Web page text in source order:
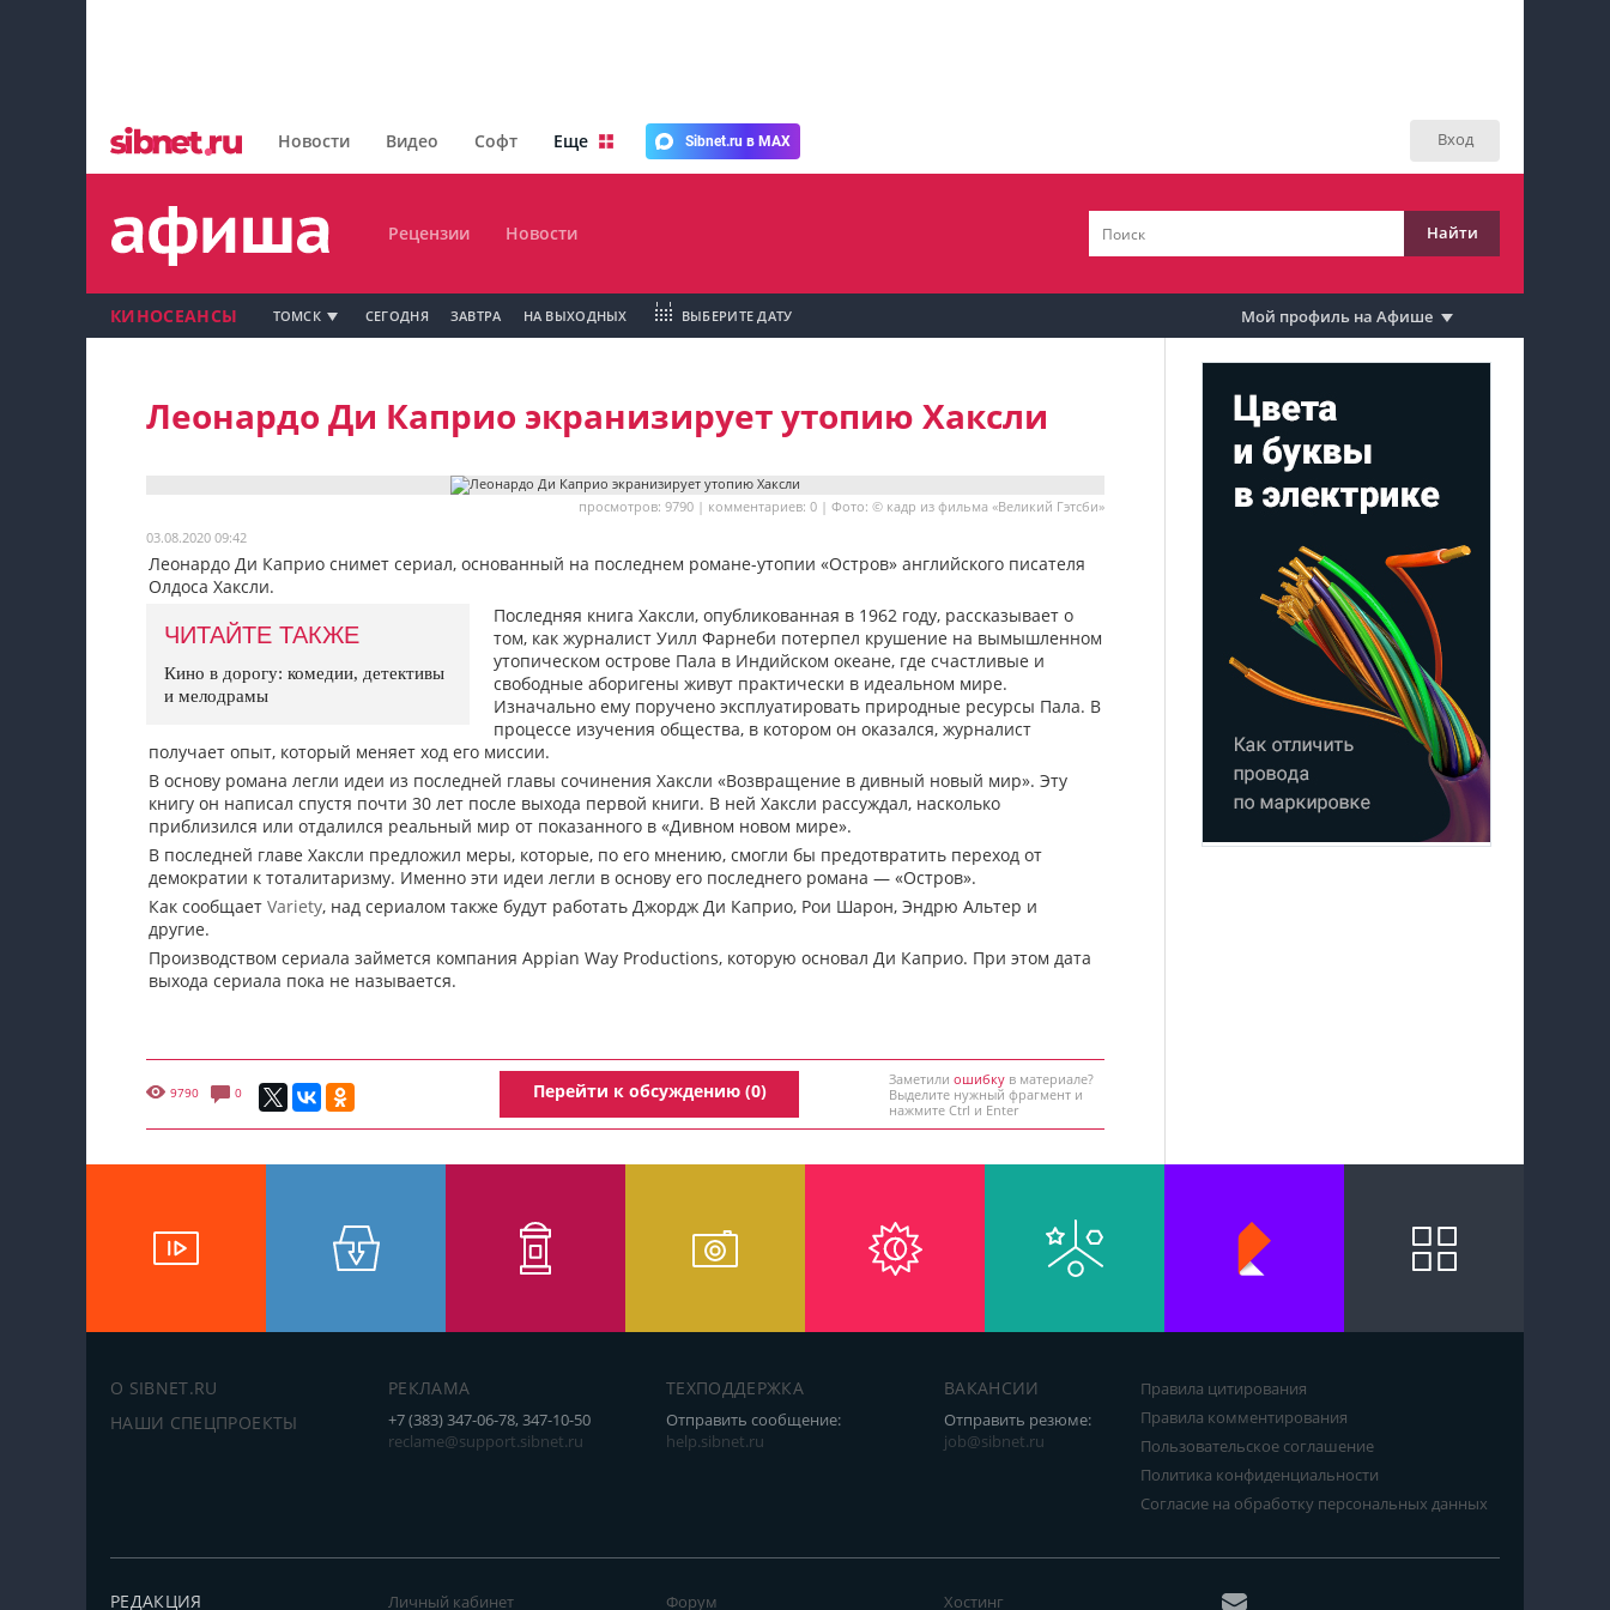
Новости Видео Софт Еще Sibnet.ru в MAX Вход
Рецензии
Новости
Мои события
Мои комментарии
Мои материалы
Мои места
Моя личная афиша
Перечитать
Рецензии Новости Найти
Мои тусовки
Мои места
Перечитать
КИНОСЕАНСЫ ТОМСК СЕГОДНЯ ЗАВТРА НА ВЫХОДНЫХ ВЫБЕРИТЕ ДАТУ Мой профиль на Афише
Леонардо Ди Каприо экранизирует утопию Хаксли
просмотров: 9790 | комментариев: 0 | Фото: © кадр из фильма «Великий Гэтсби»
03.08.2020 09:42
Леонардо Ди Каприо снимет сериал, основанный на последнем романе-утопии «Остров» английского писателя
Олдоса Хаксли.
ЧИТАЙТЕ ТАКЖЕ
Кино в дорогу: комедии, детективы
и мелодрамы
Последняя книга Хаксли, опубликованная в 1962 году, рассказывает о
том, как журналист Уилл Фарнеби потерпел крушение на вымышленном
утопическом острове Пала в Индийском океане, где счастливые и
свободные аборигены живут практически в идеальном мире.
Изначально ему поручено эксплуатировать природные ресурсы Пала. В
процессе изучения общества, в котором он оказался, журналист
получает опыт, который меняет ход его миссии.
В основу романа легли идеи из последней главы сочинения Хаксли «Возвращение в дивный новый мир». Эту
книгу он написал спустя почти 30 лет после выхода первой книги. В ней Хаксли рассуждал, насколько
приблизился или отдалился реальный мир от показанного в «Дивном новом мире».
В последней главе Хаксли предложил меры, которые, по его мнению, смогли бы предотвратить переход от
демократии к тоталитаризму. Именно эти идеи легли в основу его последнего романа — «Остров».
Как сообщает Variety, над сериалом также будут работать Джордж Ди Каприо, Рои Шарон, Эндрю Альтер и
другие.
Производством сериала займется компания Appian Way Productions, которую основал Ди Каприо. При этом дата
выхода сериала пока не называется.
9790 0 Перейти к обсуждению (0)
Заметили ошибку в материале?
Выделите нужный фрагмент и
нажмите Ctrl и Enter
О SIBNET.RU
НАШИ СПЕЦПРОЕКТЫ
РЕКЛАМА
+7 (383) 347-06-78, 347-10-50
reclame@support.sibnet.ru
ТЕХПОДДЕРЖКА
Отправить сообщение:
help.sibnet.ru
ВАКАНСИИ
Отправить резюме:
job@sibnet.ru
Правила цитирования
Правила комментирования
Пользовательское соглашение
Политика конфиденциальности
Согласие на обработку персональных данных
РЕДАКЦИЯ Личный кабинет Форум Хостинг